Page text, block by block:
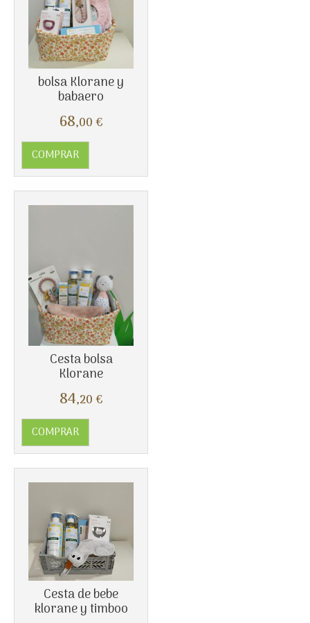
bolsa Klorane y
babaero
68,00 €
COMPRAR
Cesta bolsa
Klorane
84,20 €
COMPRAR
Cesta de bebe
klorane y timboo
Más info
Más info
Más info